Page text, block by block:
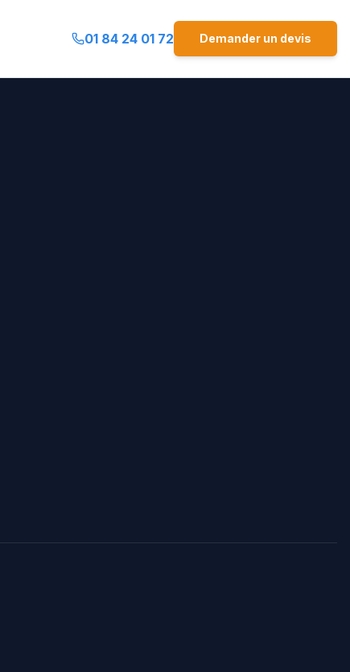
01 84 24 01 72 Demander un devis